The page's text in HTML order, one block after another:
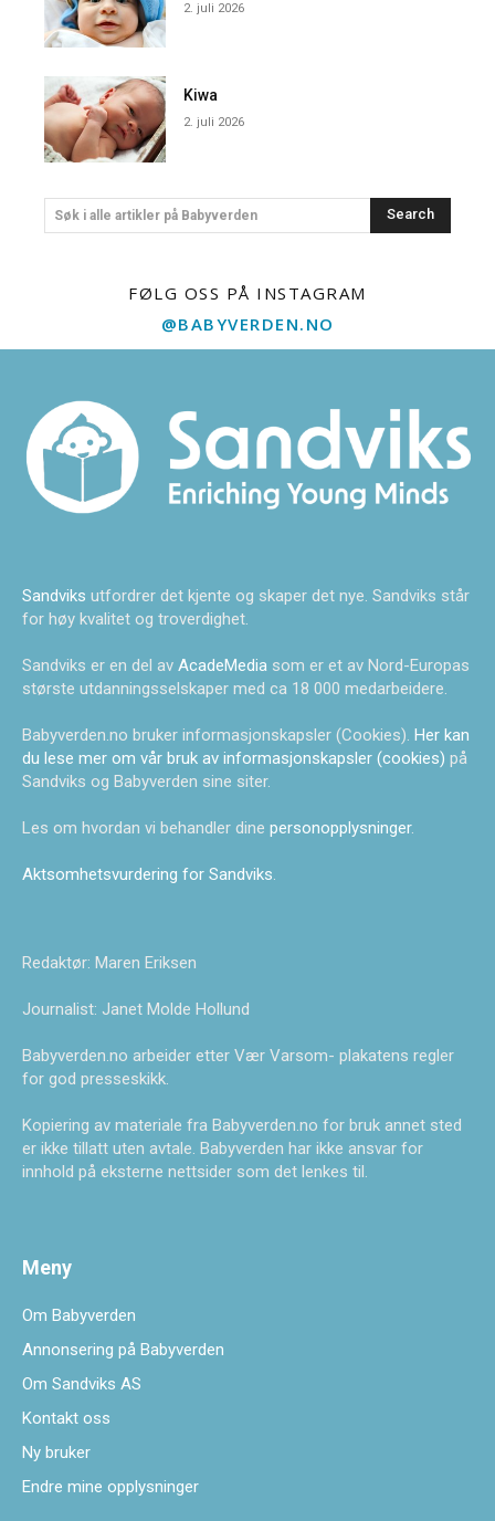
2. juli 2026
Kiwa
2. juli 2026
Søk i alle artikler på Babyverden Search
FØLG OSS PÅ INSTAGRAM
@BABYVERDEN.NO
Sandviks utfordrer det kjente og skaper det nye. Sandviks står
for høy kvalitet og troverdighet.
Sandviks er en del av AcadeMedia som er et av Nord-Europas
største utdanningsselskaper med ca 18 000 medarbeidere.
Babyverden.no bruker informasjonskapsler (Cookies). Her kan
du lese mer om vår bruk av informasjonskapsler (cookies) på
Sandviks og Babyverden sine siter.
Les om hvordan vi behandler dine personopplysninger.
Aktsomhetsvurdering for Sandviks.
Redaktør: Maren Eriksen
Journalist: Janet Molde Hollund
Babyverden.no arbeider etter Vær Varsom- plakatens regler
for god presseskikk.
Kopiering av materiale fra Babyverden.no for bruk annet sted
er ikke tillatt uten avtale. Babyverden har ikke ansvar for
innhold på eksterne nettsider som det lenkes til.
Meny
Om Babyverden
Annonsering på Babyverden
Om Sandviks AS
Kontakt oss
Ny bruker
Endre mine opplysninger